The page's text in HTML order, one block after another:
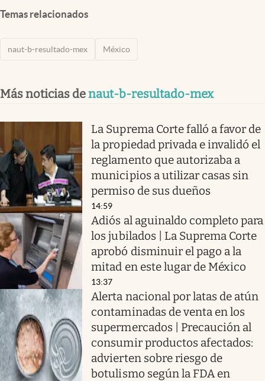
Temas relacionados
naut-b-resultado-mex México
Más noticias denaut-b-resultado-mex
La Suprema Corte falló a favor de
la propiedad privada e invalidó el
reglamento que autorizaba a
municipios a utilizar casas sin
permiso de sus dueños
14:59
Adiós al aguinaldo completo para
los jubilados | La Suprema Corte
aprobó disminuir el pago a la
mitad en este lugar de México
13:37
Alerta nacional por latas de atún
contaminadas de venta en los
supermercados | Precaución al
consumir productos afectados:
advierten sobre riesgo de
botulismo según la FDA en